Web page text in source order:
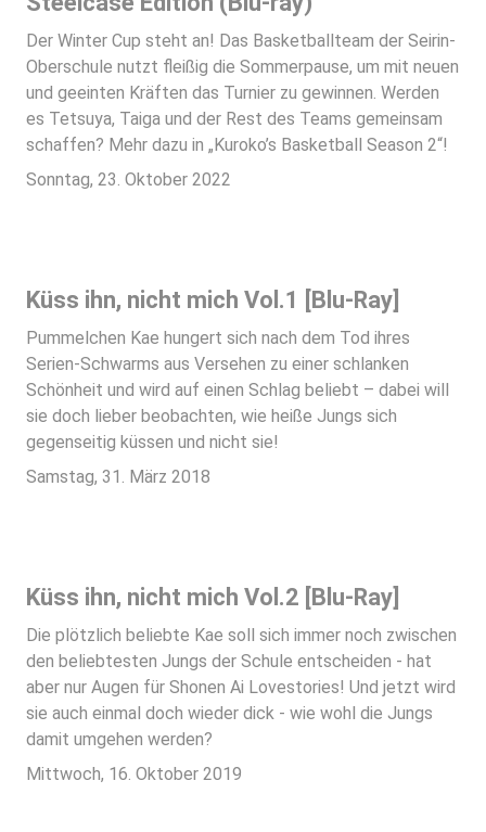
Der Winter Cup steht an! Das Basketballteam der Seirin-
Oberschule nutzt fleißig die Sommerpause, um mit neuen
und geeinten Kräften das Turnier zu gewinnen. Werden
es Tetsuya, Taiga und der Rest des Teams gemeinsam
schaffen? Mehr dazu in „Kuroko’s Basketball Season 2“!
Sonntag, 23. Oktober 2022
Küss ihn, nicht mich Vol.1 [Blu-Ray]
Pummelchen Kae hungert sich nach dem Tod ihres
Serien-Schwarms aus Versehen zu einer schlanken
Schönheit und wird auf einen Schlag beliebt – dabei will
sie doch lieber beobachten, wie heiße Jungs sich
gegenseitig küssen und nicht sie!
Samstag, 31. März 2018
Küss ihn, nicht mich Vol.2 [Blu-Ray]
Die plötzlich beliebte Kae soll sich immer noch zwischen
den beliebtesten Jungs der Schule entscheiden - hat
aber nur Augen für Shonen Ai Lovestories! Und jetzt wird
sie auch einmal doch wieder dick - wie wohl die Jungs
damit umgehen werden?
Mittwoch, 16. Oktober 2019